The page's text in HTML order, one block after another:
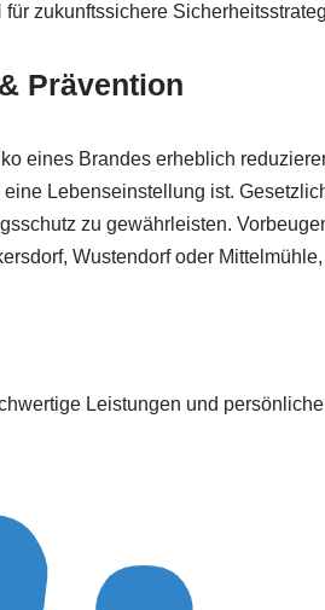
zukunftssichere
Prävention
eines Brandes erheblich
Lebenseinstellung ist.
zu gewährleisten.
Wustendorf oder
Leistungen und